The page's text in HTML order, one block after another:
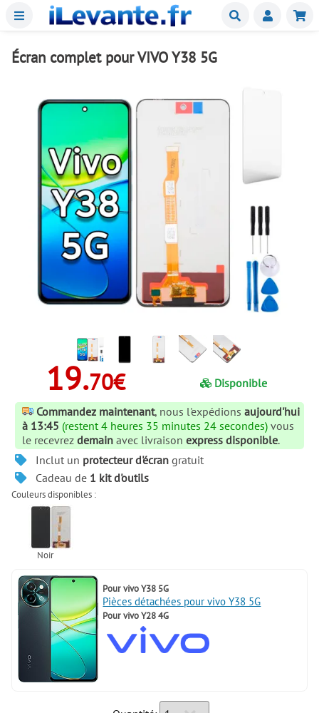
Menu Buscar
Écran complet pour VIVO Y38 5G
19.70€
Disponible
Commandez maintenant, nous l'expédions aujourd'hui
à 13:45 (restent 4 heures 35 minutes 24 secondes) vous
le recevrez demain avec livraison express disponible.
Inclut un protecteur d'écrangratuit
Cadeau de 1 kit d'outils
Couleurs disponibles :
Pour vivo Y38 5G
Pièces détachées pour vivo Y38 5G
Pour vivo Y28 4G